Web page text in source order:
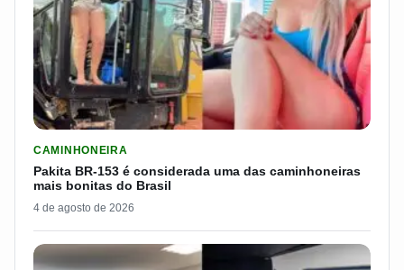
CAMINHONEIRA
Pakita BR-153 é considerada uma das caminhoneiras
mais bonitas do Brasil
4 de agosto de 2026